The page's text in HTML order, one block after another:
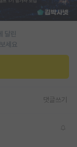
달린
세요
댓글쓰기